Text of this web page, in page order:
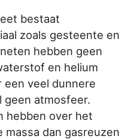
bestaat
zoals gesteente en
hebben geen
en helium
een veel dunnere
geen atmosfeer.
hebben over het
massa dan gasreuzen